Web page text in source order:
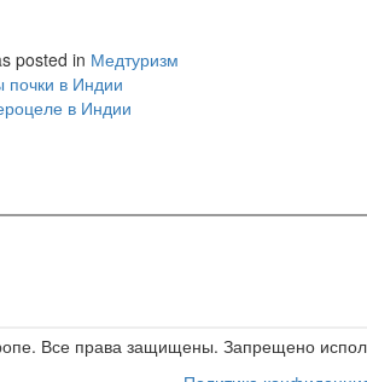
posted in Медтуризм
почки в Индии
в Индии
Все права защищены. Запрещено